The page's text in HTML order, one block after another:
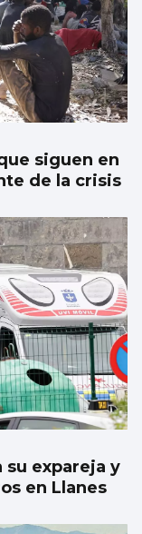
siguen en
de la crisis
expareja y
en Llanes